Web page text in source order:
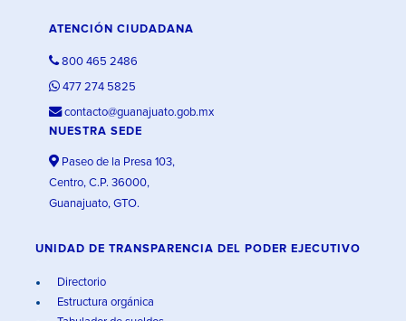
ATENCIÓN CIUDADANA
800 465 2486
477 274 5825
contacto@guanajuato.gob.mx
NUESTRA SEDE
Paseo de la Presa 103,
Centro, C.P. 36000,
Guanajuato, GTO.
UNIDAD DE TRANSPARENCIA DEL PODER EJECUTIVO
Directorio
Estructura orgánica